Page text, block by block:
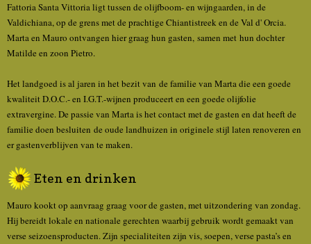
Fattoria Santa Vittoria ligt tussen de olijfboom- en wijngaarden, in de
Valdichiana, op de grens met de prachtige Chiantistreek en de Val d' Orcia.
Marta en Mauro ontvangen hier graag hun gasten, samen met hun dochter
Matilde en zoon Pietro.
Het landgoed is al jaren in het bezit van de familie van Marta die een goede
kwaliteit D.O.C.- en I.G.T.-wijnen produceert en een goede olijfolie
extravergine. De passie van Marta is het contact met de gasten en dat heeft de
familie doen besluiten de oude landhuizen in originele stijl laten renoveren en
er gastenverblijven van te maken.
Eten en drinken
Mauro kookt op aanvraag graag voor de gasten, met uitzondering van zondag.
Hij bereidt lokale en nationale gerechten waarbij gebruik wordt gemaakt van
verse seizoensproducten. Zijn specialiteiten zijn vis, soepen, verse pasta’s en